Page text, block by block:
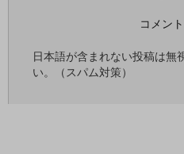
日本語が含まれない投稿は無
い。（スパム対策）